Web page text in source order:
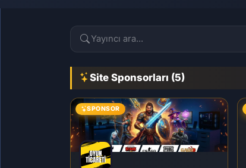
Site Sponsorları (5)
SPONSOR